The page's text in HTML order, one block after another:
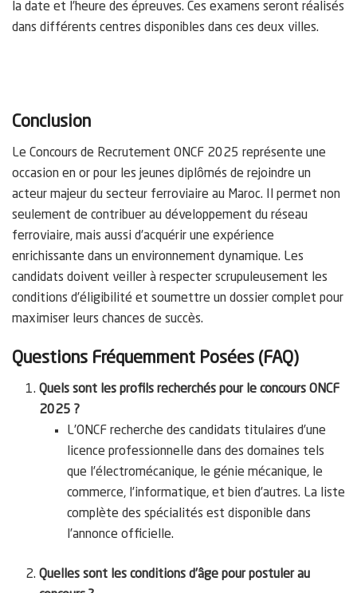
la date et l’heure des épreuves. Ces examens seront réalisés
dans différents centres disponibles dans ces deux villes.
Conclusion
Le Concours de Recrutement ONCF 2025 représente une
occasion en or pour les jeunes diplômés de rejoindre un
acteur majeur du secteur ferroviaire au Maroc. Il permet non
seulement de contribuer au développement du réseau
ferroviaire, mais aussi d’acquérir une expérience
enrichissante dans un environnement dynamique. Les
candidats doivent veiller à respecter scrupuleusement les
conditions d’éligibilité et soumettre un dossier complet pour
maximiser leurs chances de succès.
Questions Fréquemment Posées (FAQ)
Quels sont les profils recherchés pour le concours ONCF
2025 ?
L’ONCF recherche des candidats titulaires d’une
licence professionnelle dans des domaines tels
que l’électromécanique, le génie mécanique, le
commerce, l’informatique, et bien d’autres. La liste
complète des spécialités est disponible dans
l’annonce officielle.
Quelles sont les conditions d’âge pour postuler au